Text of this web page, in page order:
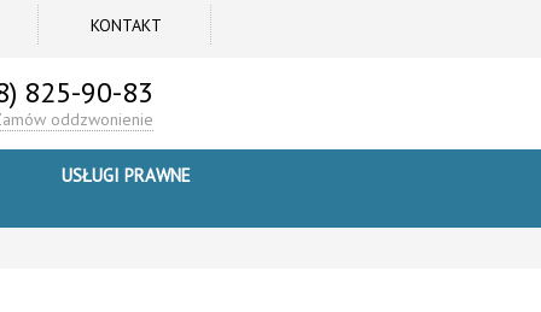
KONTAKT
825-90-83
oddzwonienie
USŁUGI PRAWNE